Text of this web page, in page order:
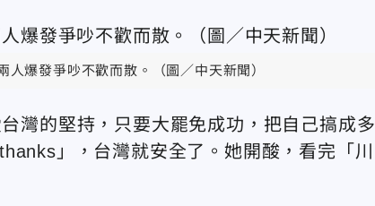
人爆發爭吵不歡而散。（圖／中天新聞）
灣的堅持，只要大罷免成功，把自己搞成多
」，台灣就安全了。她開酸，看完「川